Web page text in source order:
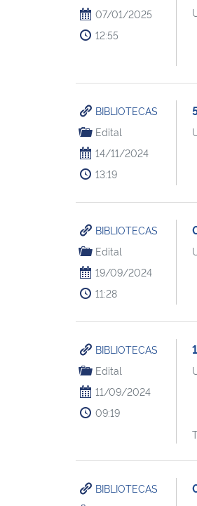
07/01/2025
12:55
BIBLIOTECAS
Edital
14/11/2024
13:19
BIBLIOTECAS
Edital
19/09/2024
11:28
BIBLIOTECAS
Edital
11/09/2024
09:19
BIBLIOTECAS